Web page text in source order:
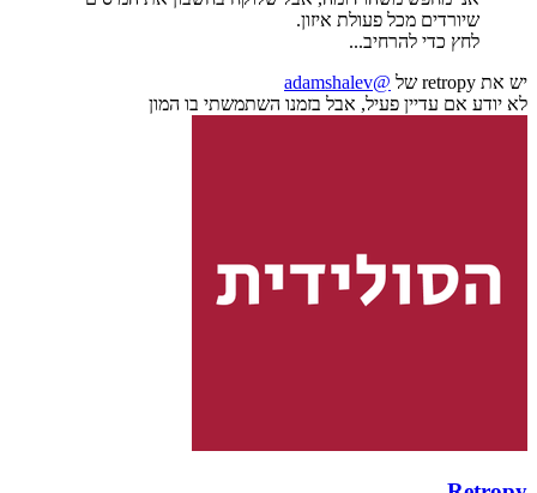
שיורדים מכל פעולת איזון.
לחץ כדי להרחיב...
יש את retropy של
@adamshalev
לא יודע אם עדיין פעיל, אבל בזמנו השתמשתי בו המון